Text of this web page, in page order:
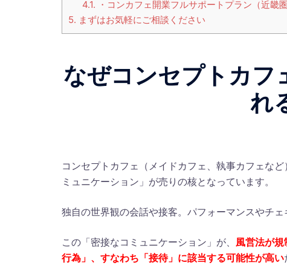
4.1. ・コンカフェ開業フルサポートプラン（近畿
5. まずはお気軽にご相談ください
なぜコンセプトカフ
れ
コンセプトカフェ（メイドカフェ、執事カフェな
ミュニケーション」が売りの核となっています。
独自の世界観の会話や接客。パフォーマンスやチェ
この「密接なコミュニケーション」が、 風営法が
行為」、すなわち「接待」に該当する可能性が高い